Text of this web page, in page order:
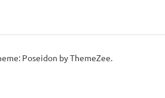
Poseidon by ThemeZee.